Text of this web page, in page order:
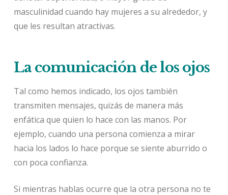
masculinidad cuando hay mujeres a su alrededor, y
que les resultan atractivas.
La comunicación de los ojos
Tal como hemos indicado, los ojos también
transmiten mensajes, quizás de manera más
enfática que quien lo hace con las manos. Por
ejemplo, cuando una persona comienza a mirar
hacia los lados lo hace porque se siente aburrido o
con poca confianza.
Si mientras hablas ocurre que la otra persona no te